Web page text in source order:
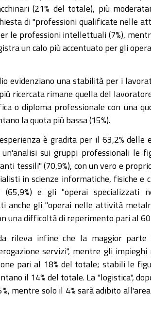
(21% del totale), più
di "professioni qualificate nelle
le professioni intellettuali (7%),
un calo più accentuato per gli
evidenziano una stabilità per i
ricercata rimane quella del
o diploma professionale con una
la quota più bassa (15%).
è gradita per il 63,2% delle
sui gruppi professionali le
tessili" (70,9%), con un vero e
in scienze informatiche, fisiche e
e gli "operai specializzati
anche gli "operai nelle attività
una difficoltà di reperimento pari al
rileva infine che la maggior parte
servizi", mentre gli impieghi
pari al 18% del totale; stabili le
il 14% del totale. La "logistica",
mentre solo il 4% sarà adibito